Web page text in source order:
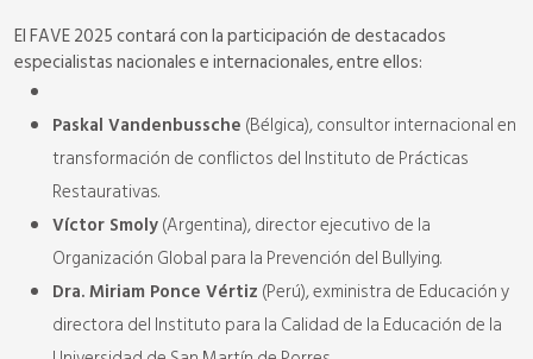
El FAVE 2025 contará con la participación de destacados
especialistas nacionales e internacionales, entre ellos:
Paskal Vandenbussche (Bélgica), consultor internacional en
transformación de conflictos del Instituto de Prácticas
Restaurativas.
Víctor Smoly(Argentina), director ejecutivo de la
Organización Global para la Prevención del Bullying.
Dra. Miriam Ponce Vértiz (Perú), exministra de Educación y
directora del Instituto para la Calidad de la Educación de la